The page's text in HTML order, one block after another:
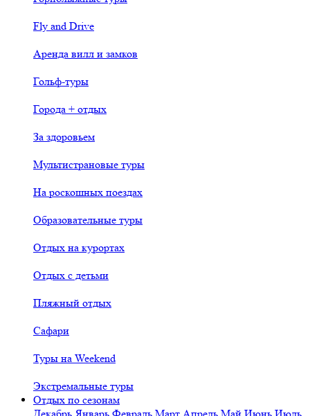
Fly and Drive
Аренда вилл и замков
Гольф-туры
Города + отдых
За здоровьем
Мультистрановые туры
На роскошных поездах
Образовательные туры
Отдых на курортах
Отдых с детьми
Пляжный отдых
Сафари
Туры на Weekend
Экстремальные туры
Отдых по сезонам